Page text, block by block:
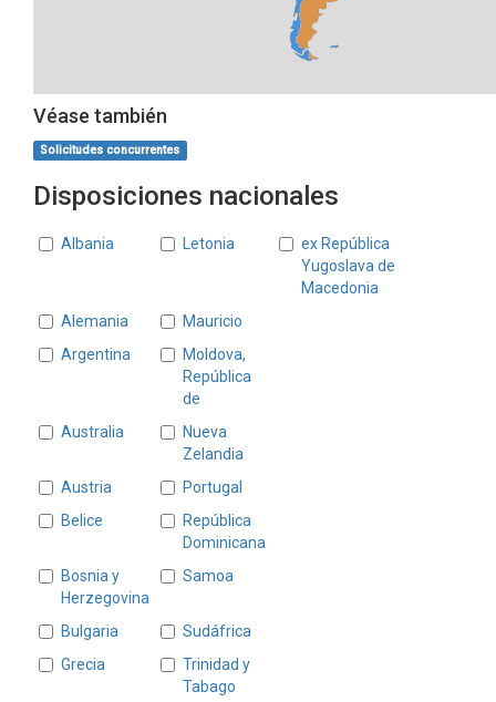
Véase también
Solicitudes concurrentes
Disposiciones nacionales
Albania Letonia
ex República
Yugoslava de
Macedonia
Alemania
Mauricio
Argentina
Moldova,
República
de
Australia
Nueva
Zelandia
Austria
Portugal
Belice
República
Dominicana
Bosnia y
Herzegovina
Samoa
Bulgaria
Sudáfrica
Grecia
Trinidad y
Tabago